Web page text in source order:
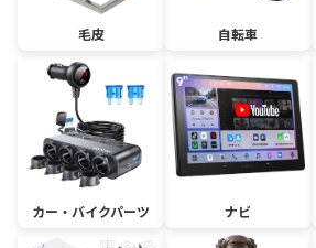
毛皮 自転車
カー・バイクパーツ ナビ